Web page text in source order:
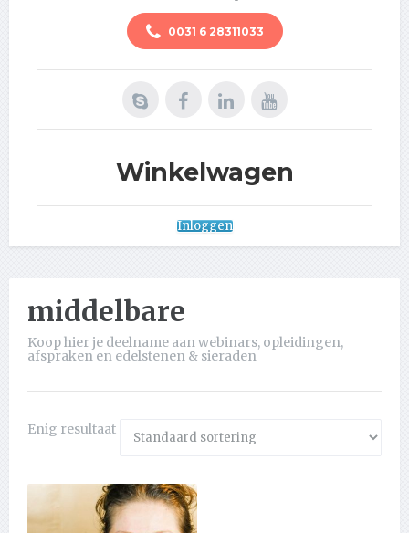
0031 6 28311033
Winkelwagen
Inloggen
middelbare
Koop hier je deelname aan webinars, opleidingen,
afspraken en edelstenen & sieraden
Enig resultaat